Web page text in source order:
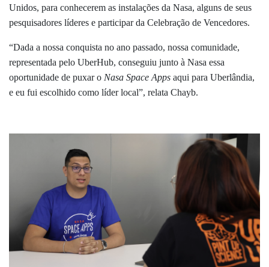
Unidos, para conhecerem as instalações da Nasa, alguns de seus
pesquisadores líderes e participar da Celebração de Vencedores.
“Dada a nossa conquista no ano passado, nossa comunidade,
representada pelo UberHub, conseguiu junto à Nasa essa
oportunidade de puxar o Nasa Space Apps aqui para Uberlândia,
e eu fui escolhido como líder local”, relata Chayb.